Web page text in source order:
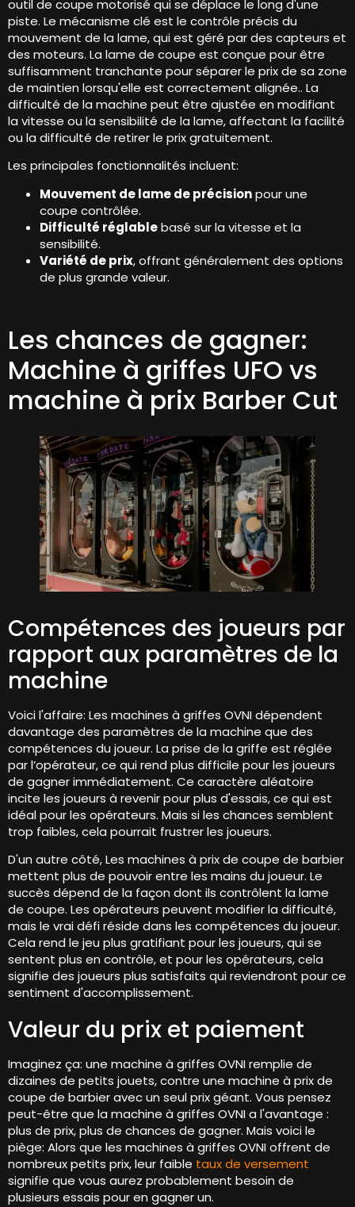
outil de coupe motorisé qui se déplace le long d'une
piste. Le mécanisme clé est le contrôle précis du
mouvement de la lame, qui est géré par des capteurs et
des moteurs. La lame de coupe est conçue pour être
suffisamment tranchante pour séparer le prix de sa zone
de maintien lorsqu'elle est correctement alignée.. La
difficulté de la machine peut être ajustée en modifiant
la vitesse ou la sensibilité de la lame, affectant la facilité
ou la difficulté de retirer le prix gratuitement.
Les principales fonctionnalités incluent:
Mouvement de lame de précisionpour une
coupe contrôlée.
Difficulté réglablebasé sur la vitesse et la
sensibilité.
Variété de prix, offrant généralement des options
de plus grande valeur.
Les chances de gagner:
Machine à griffes UFO vs
machine à prix Barber Cut
Compétences des joueurs par
rapport aux paramètres de la
machine
Voici l'affaire: Les machines à griffes OVNI dépendent
davantage des paramètres de la machine que des
compétences du joueur. La prise de la griffe est réglée
par l’opérateur, ce qui rend plus difficile pour les joueurs
de gagner immédiatement. Ce caractère aléatoire
incite les joueurs à revenir pour plus d'essais, ce qui est
idéal pour les opérateurs. Mais si les chances semblent
trop faibles, cela pourrait frustrer les joueurs.
D'un autre côté, Les machines à prix de coupe de barbier
mettent plus de pouvoir entre les mains du joueur. Le
succès dépend de la façon dont ils contrôlent la lame
de coupe. Les opérateurs peuvent modifier la difficulté,
mais le vrai défi réside dans les compétences du joueur.
Cela rend le jeu plus gratifiant pour les joueurs, qui se
sentent plus en contrôle, et pour les opérateurs, cela
signifie des joueurs plus satisfaits qui reviendront pour ce
sentiment d'accomplissement.
Valeur du prix et paiement
Imaginez ça: une machine à griffes OVNI remplie de
dizaines de petits jouets, contre une machine à prix de
coupe de barbier avec un seul prix géant. Vous pensez
peut-être que la machine à griffes OVNI a l'avantage :
plus de prix, plus de chances de gagner. Mais voici le
piège: Alors que les machines à griffes OVNI offrent de
nombreux petits prix, leur faible taux de versement
signifie que vous aurez probablement besoin de
plusieurs essais pour en gagner un.